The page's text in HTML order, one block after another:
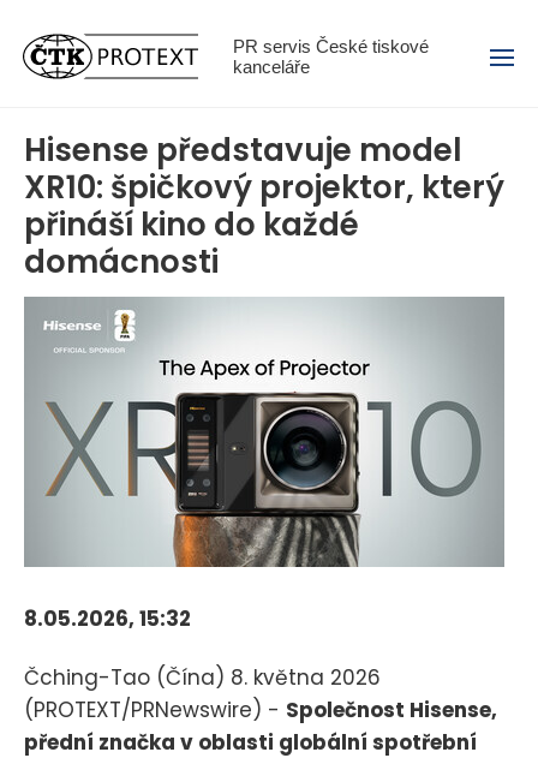
PR servis České tiskové
kanceláře
Menu
Hisense představuje model
XR10: špičkový projektor, který
přináší kino do každé
domácnosti
8.05.2026, 15:32
Čching-Tao (Čína) 8. května 2026
(PROTEXT/PRNewswire) - Společnost Hisense,
přední značka v oblasti globální spotřební